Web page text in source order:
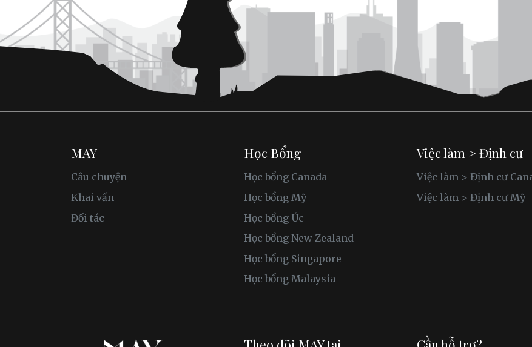
MAY
Câu chuyện
Khai vấn
Đối tác
Học Bổng
Học bổng Canada
Học bổng Mỹ
Học bổng Úc
Học bổng New Zealand
Học bổng Singapore
Học bổng Malaysia
Việc làm > Định cư
Việc làm > Định cư
Việc làm > Định cư Mỹ